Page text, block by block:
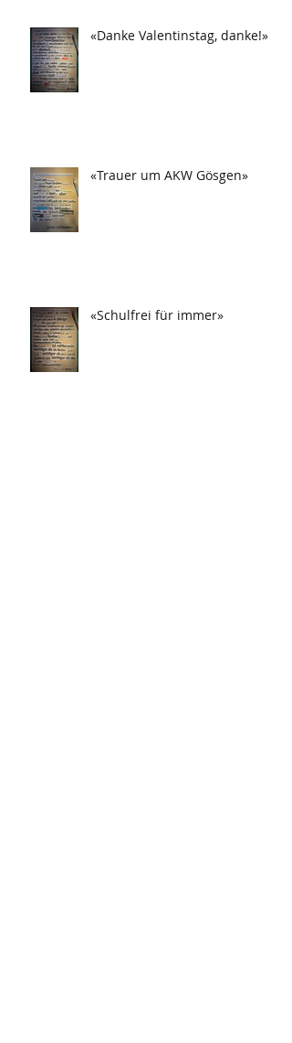
«Danke Valentinstag, danke!»
«Trauer um AKW Gösgen»
«Schulfrei für immer»